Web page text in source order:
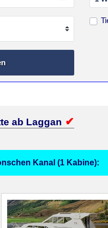
ab Laggan
Kanal (1 Kabine):